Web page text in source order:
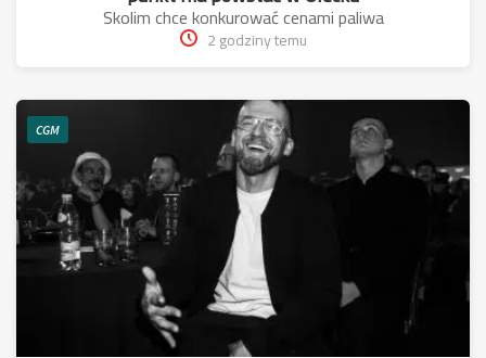
Skolim chce konkurować cenami paliwa
2 godziny temu
CGM